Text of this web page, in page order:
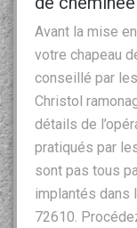
Avant la mise
votre chapeau
conseillé par
Christol
détails de
pratiqués par
sont pas tous
implantés dans
72610.